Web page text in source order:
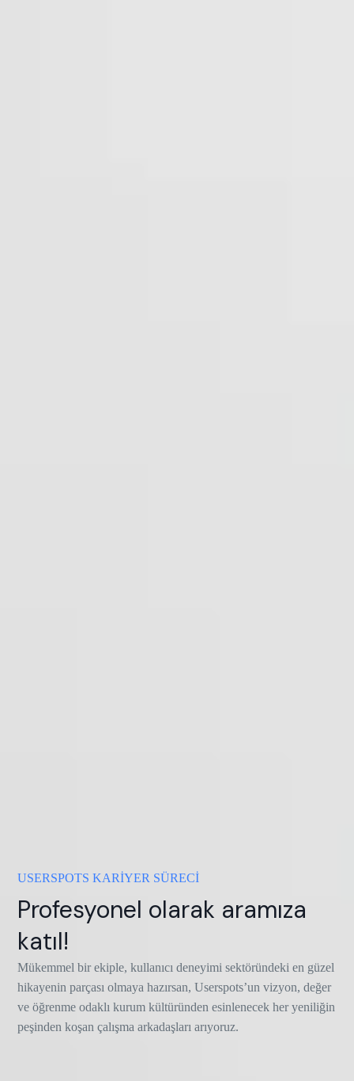
USERSPOTS KARİYER SÜRECİ
Profesyonel olarak aramıza
katıl!
Mükemmel bir ekiple, kullanıcı deneyimi sektöründeki en güzel
hikayenin parçası olmaya hazırsan, Userspots’un vizyon, değer
ve öğrenme odaklı kurum kültüründen esinlenecek her yeniliğin
peşinden koşan çalışma arkadaşları arıyoruz.